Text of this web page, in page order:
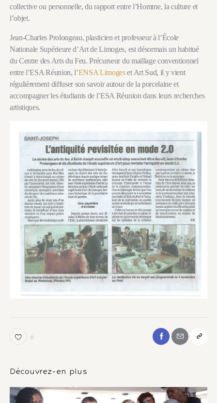
collective ou personnelle, du rapport entre l’Homme, la culture et
l’objet.
Jean-Charles Prolongeau, plasticien et professeur à l’École
Nationale Supérieure d’Art de Limoges, est désormais un habitué
du Centre des Arts du Feu. Précurseur du maillage conventionnel
entre l’ESA Réunion, l’ENSA Limogeset Art Sud, il y vient
régulièrement diffuser son savoir autour de la porcelaine et
accompagner les étudiants de l’ESA Réunion dans leurs recherches
artistiques.
0
Découvrez-en plus